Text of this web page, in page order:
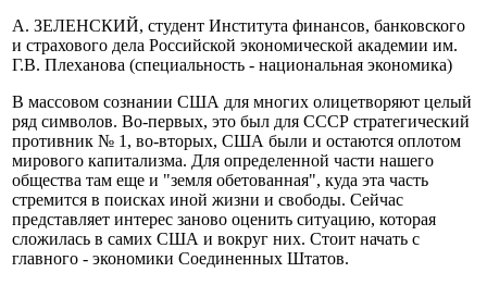
А. ЗЕЛЕНСКИЙ, студент Института финансов, банковского
и страхового дела Российской экономической академии им.
Г.В. Плеханова (специальность - национальная экономика)
В массовом сознании США для многих олицетворяют целый
ряд символов. Во-первых, это был для СССР стратегический
противник № 1, во-вторых, США были и остаются оплотом
мирового капитализма. Для определенной части нашего
общества там еще и "земля обетованная", куда эта часть
стремится в поисках иной жизни и свободы. Сейчас
представляет интерес заново оценить ситуацию, которая
сложилась в самих США и вокруг них. Стоит начать с
главного - экономики Соединенных Штатов.